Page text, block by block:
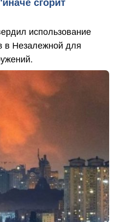
сгорит
использование
в Незалежной для